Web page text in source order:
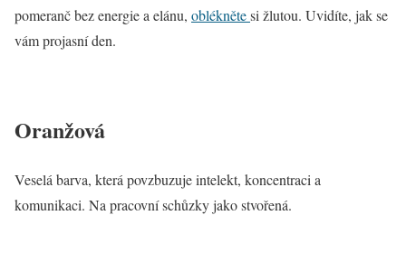
pomeranč bez energie a elánu, obléknětesi žlutou. Uvidíte, jak se
vám projasní den.
Oranžová
Veselá barva, která povzbuzuje intelekt, koncentraci a
komunikaci. Na pracovní schůzky jako stvořená.